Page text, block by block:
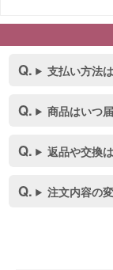
支払い方法
商品はいつ
返品や交換
注文内容の